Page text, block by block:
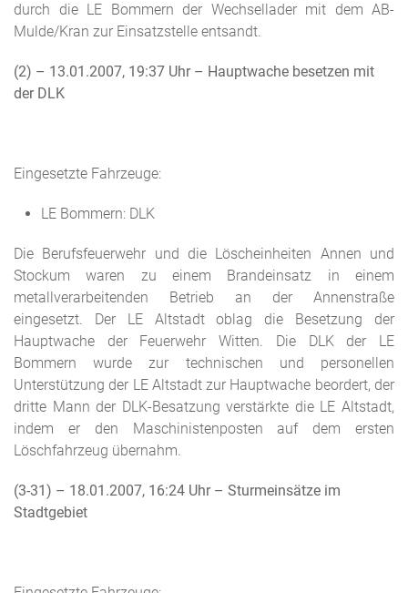
durch die LE Bommern der Wechsellader mit dem AB-
Mulde/Kran zur Einsatzstelle entsandt.
(2) – 13.01.2007, 19:37 Uhr – Hauptwache besetzen mit
der DLK
Eingesetzte Fahrzeuge:
LE Bommern: DLK
Die Berufsfeuerwehr und die Löscheinheiten Annen und
Stockum waren zu einem Brandeinsatz in einem
metallverarbeitenden Betrieb an der Annenstraße
eingesetzt. Der LE Altstadt oblag die Besetzung der
Hauptwache der Feuerwehr Witten. Die DLK der LE
Bommern wurde zur technischen und personellen
Unterstützung der LE Altstadt zur Hauptwache beordert, der
dritte Mann der DLK-Besatzung verstärkte die LE Altstadt,
indem er den Maschinistenposten auf dem ersten
Löschfahrzeug übernahm.
(3-31) – 18.01.2007, 16:24 Uhr – Sturmeinsätze im
Stadtgebiet